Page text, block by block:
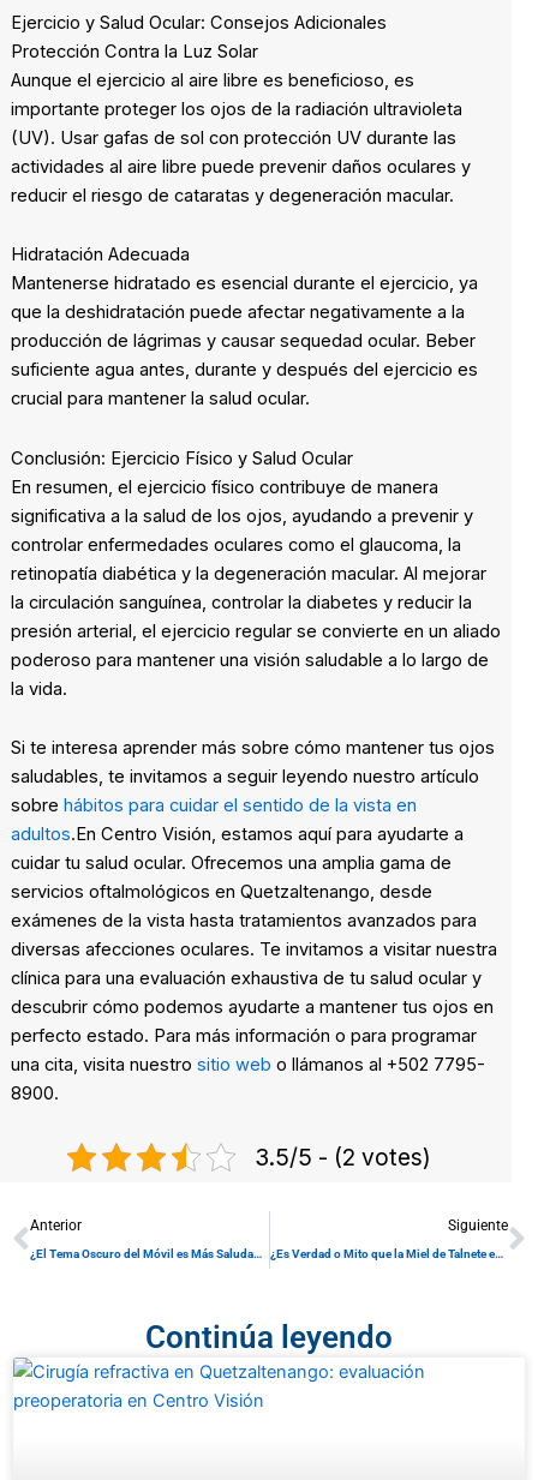
Ejercicio y Salud Ocular: Consejos Adicionales
Protección Contra la Luz Solar
Aunque el ejercicio al aire libre es beneficioso, es
importante proteger los ojos de la radiación ultravioleta
(UV). Usar gafas de sol con protección UV durante las
actividades al aire libre puede prevenir daños oculares y
reducir el riesgo de cataratas y degeneración macular.
Hidratación Adecuada
Mantenerse hidratado es esencial durante el ejercicio, ya
que la deshidratación puede afectar negativamente a la
producción de lágrimas y causar sequedad ocular. Beber
suficiente agua antes, durante y después del ejercicio es
crucial para mantener la salud ocular.
Conclusión: Ejercicio Físico y Salud Ocular
En resumen, el ejercicio físico contribuye de manera
significativa a la salud de los ojos, ayudando a prevenir y
controlar enfermedades oculares como el glaucoma, la
retinopatía diabética y la degeneración macular. Al mejorar
la circulación sanguínea, controlar la diabetes y reducir la
presión arterial, el ejercicio regular se convierte en un aliado
poderoso para mantener una visión saludable a lo largo de
la vida.
Si te interesa aprender más sobre cómo mantener tus ojos
saludables, te invitamos a seguir leyendo nuestro artículo
sobre hábitos para cuidar el sentido de la vista en
adultos.En Centro Visión, estamos aquí para ayudarte a
cuidar tu salud ocular. Ofrecemos una amplia gama de
servicios oftalmológicos en Quetzaltenango, desde
exámenes de la vista hasta tratamientos avanzados para
diversas afecciones oculares. Te invitamos a visitar nuestra
clínica para una evaluación exhaustiva de tu salud ocular y
descubrir cómo podemos ayudarte a mantener tus ojos en
perfecto estado. Para más información o para programar
una cita, visita nuestro sitio web o llámanos al +502 7795-
8900.
3.5/5 - (2 votes)
Prev
Anterior
¿El Tema Oscuro del Móvil es Más Saludable para los Ojos?
Siguiente
¿Es Verdad o Mito que la Miel de Talnete es Buena para la Vista?
Continúa leyendo